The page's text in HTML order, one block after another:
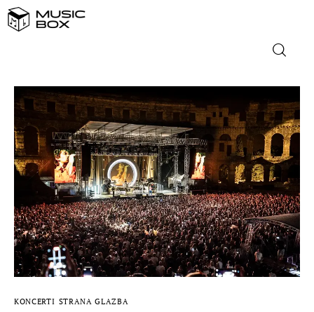
NASLOVNICA
DOMAĆA GLAZBA
STRANA GLAZBA
FILM
MUSIC BOX
KONCERTI STRANA GLAZBA